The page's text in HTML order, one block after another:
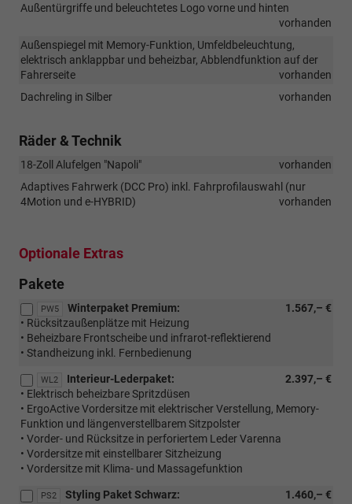
Außentürgriffe und beleuchtetes Logo vorne und hinten
vorhanden
Außenspiegel mit Memory-Funktion, Umfeldbeleuchtung,
elektrisch anklappbar und beheizbar, Abblendfunktion auf der
Fahrerseite
vorhanden
Dachreling in Silber
vorhanden
Räder & Technik
18-Zoll Alufelgen "Napoli"
vorhanden
Adaptives Fahrwerk (DCC Pro) inkl. Fahrprofilauswahl (nur
4Motion und e-HYBRID)
vorhanden
Optionale Extras
Pakete
PW5 1.567,– €
Winterpaket Premium:
• Rücksitzaußenplätze mit Heizung
• Beheizbare Frontscheibe und infrarot-reflektierend
• Standheizung inkl. Fernbedienung
WL2 2.397,– €
Interieur-Lederpaket:
• Elektrisch beheizbare Spritzdüsen
• ErgoActive Vordersitze mit elektrischer Verstellung, Memory-
Funktion und längenverstellbarem Sitzpolster
• Vorder- und Rücksitze in perforiertem Leder Varenna
• Vordersitze mit einstellbarer Sitzheizung
• Vordersitze mit Klima- und Massagefunktion
PS2 1.460,– €
Styling Paket Schwarz: